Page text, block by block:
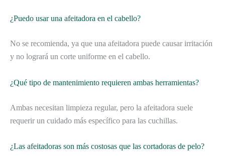
¿Puedo usar una afeitadora en el cabello?
No se recomienda, ya que una afeitadora puede causar irritación
y no logrará un corte uniforme en el cabello.
¿Qué tipo de mantenimiento requieren ambas herramientas?
Ambas necesitan limpieza regular, pero la afeitadora suele
requerir un cuidado más específico para las cuchillas.
¿Las afeitadoras son más costosas que las cortadoras de pelo?